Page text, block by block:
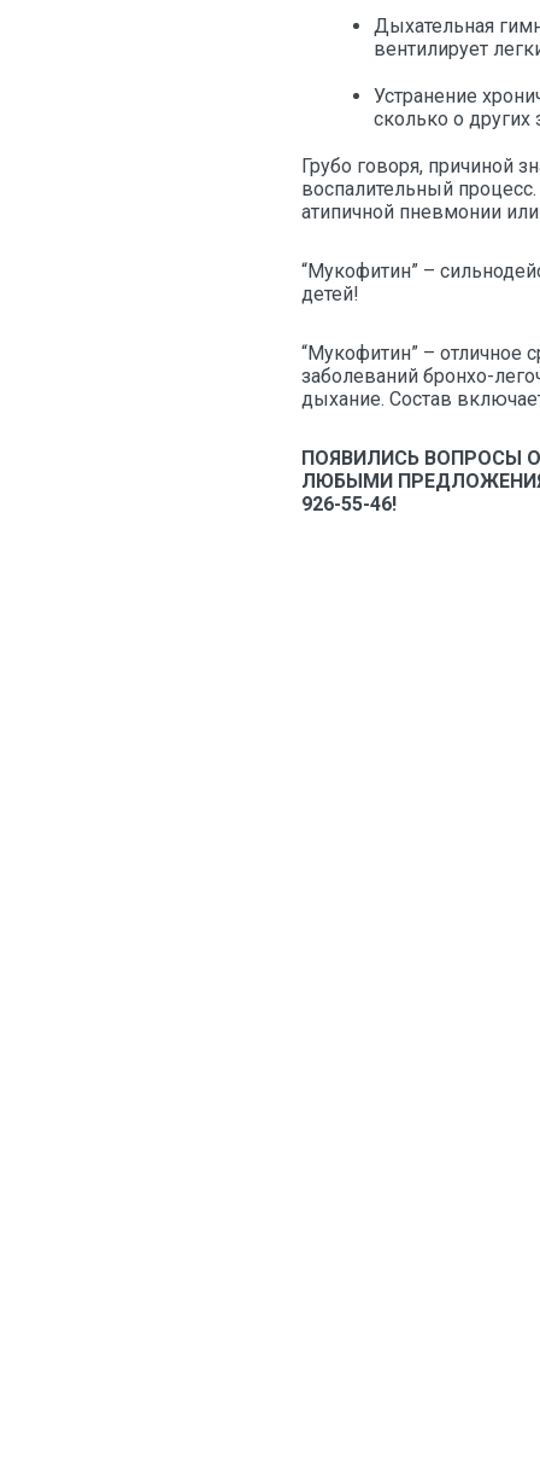
Дыхательная
вентилирует
Устранение
сколько о других
Грубо говоря, причиной
воспалительный
атипичной пневмонии
“Мукофитин” –
детей!
“Мукофитин” – отличное
заболеваний бронхо-
дыхание. Состав
ПОЯВИЛИСЬ ВОПРОСЫ
ЛЮБЫМИ
926-55-46!